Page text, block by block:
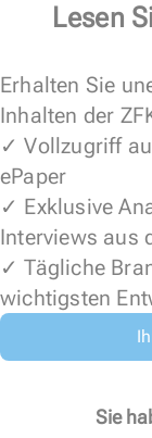
Lesen
Erhalten Sie
Inhalten der
✓ Vollzugriff
ePaper
✓ Exklusive
Interviews aus
✓ Tägliche
wichtigsten
Sie